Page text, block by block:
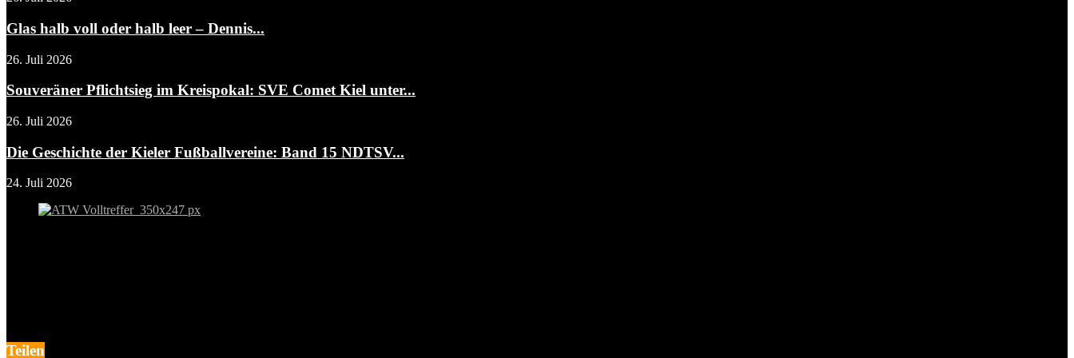
Glas halb voll oder halb leer – Dennis...
26. Juli 2026
Souveräner Pflichtsieg im Kreispokal: SVE Comet Kiel unter...
26. Juli 2026
Die Geschichte der Kieler Fußballvereine: Band 15 NDTSV...
24. Juli 2026
Teilen